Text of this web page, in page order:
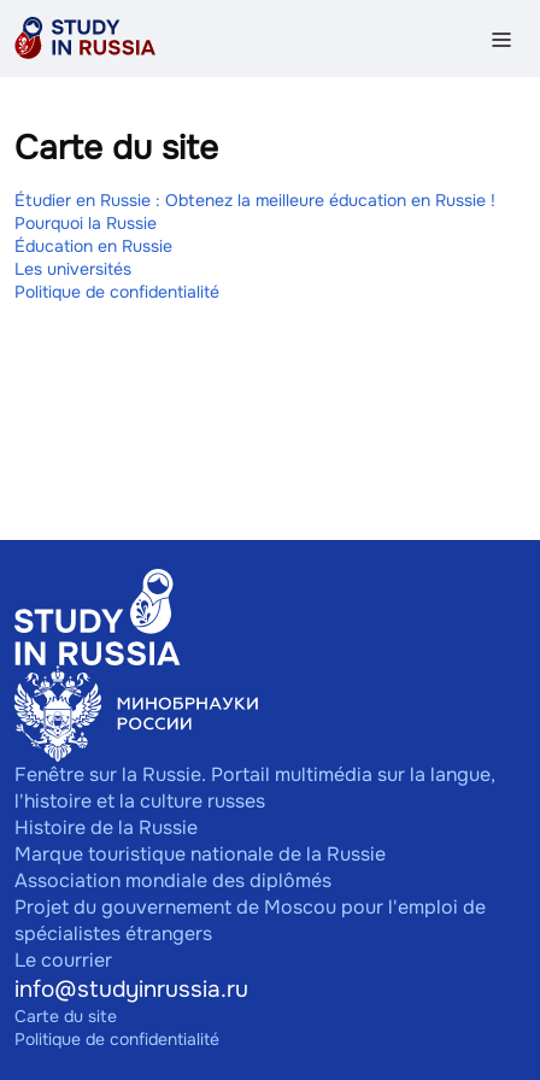
Carte du site
Étudier en Russie : Obtenez la meilleure éducation en Russie !
Pourquoi la Russie
Éducation en Russie
Les universités
Politique de confidentialité
Fenêtre sur la Russie. Portail multimédia sur la langue,
l'histoire et la culture russes
Histoire de la Russie
Marque touristique nationale de la Russie
Association mondiale des diplômés
Projet du gouvernement de Moscou pour l'emploi de
spécialistes étrangers
Le courrier
info@studyinrussia.ru
Carte du site
Politique de confidentialité